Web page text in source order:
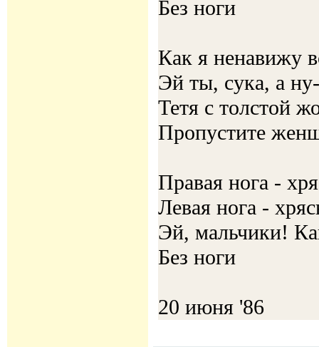
Без ноги
Как я ненавижу
Эй ты, сука, а
Тетя с толстой
Пропустите
Правая нога -
Левая нога -
Эй, мальчики!
Без ноги
20 июня '86